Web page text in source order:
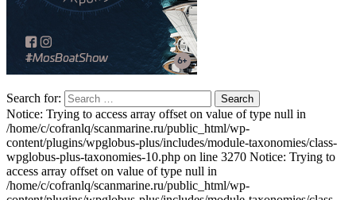
Search for:
Notice: Trying to access array offset on value of type null in
/home/c/cofranlq/scanmarine.ru/public_html/wp-
content/plugins/wpglobus-plus/includes/module-taxonomies/class-
wpglobus-plus-taxonomies-10.php on line 3270 Notice: Trying to
access array offset on value of type null in
/home/c/cofranlq/scanmarine.ru/public_html/wp-